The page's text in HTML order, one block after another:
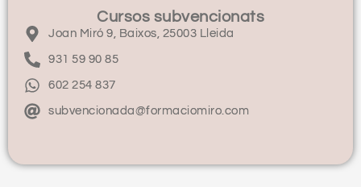
Cursos subvencionats
Joan Miró 9, Baixos, 25003 Lleida
931 59 90 85
602 254 837
subvencionada@formaciomiro.com